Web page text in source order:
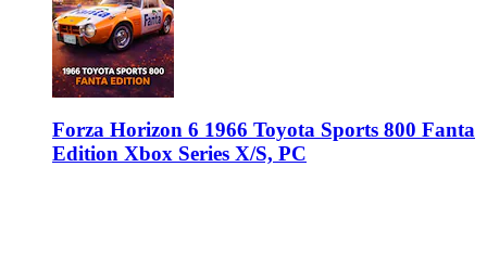
Forza Horizon 6 1966 Toyota Sports 800 Fanta
Edition Xbox Series X/S, PC